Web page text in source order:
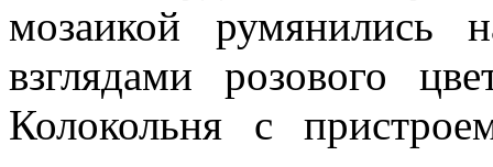
мозаикой румянились
взглядами розового
Колокольня с